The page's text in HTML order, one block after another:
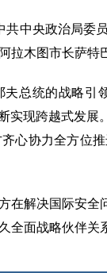
共中央政治局
拉木图市长萨特
总统的战略
实现跨越式发
心协力全方位
在解决国际安
全面战略伙伴关